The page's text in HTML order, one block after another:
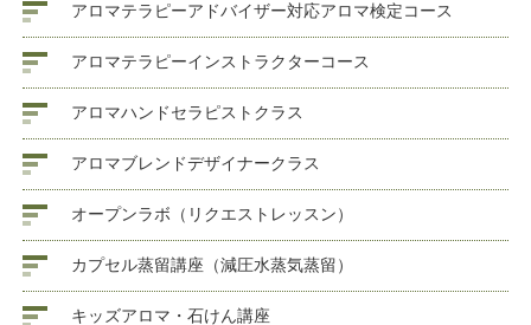
アロマテラピーアドバイザー対応アロマ検定コース
アロマテラピーインストラクターコース
アロマハンドセラピストクラス
アロマブレンドデザイナークラス
オープンラボ（リクエストレッスン）
カプセル蒸留講座（減圧水蒸気蒸留）
キッズアロマ・石けん講座